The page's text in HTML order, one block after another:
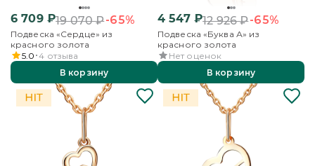
6 709₽19 070₽-65%
Подвеска «Сердце» из
красного золота
5.0 4 отзыва
В корзину
4 547₽12 926₽-65%
Подвеска «Буква А» из
красного золота
Нет оценок
В корзину